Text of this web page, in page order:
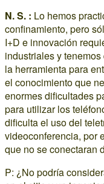
N. S. : Lo hemos
confinamiento, pero
I+D e innovación
industriales y
la herramienta para
el conocimiento que
enormes dificultades
para utilizar los
dificulta el uso del
videoconferencia, por
que no se conectaran
P: ¿No podría